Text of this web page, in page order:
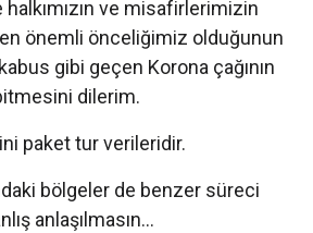
ve misafirlerimizin
en önemli önceliğimiz olduğunun
gibi geçen Korona çağının
dilerim.
paket tur verileridir.
bölgeler de benzer süreci
anlaşılmasın...